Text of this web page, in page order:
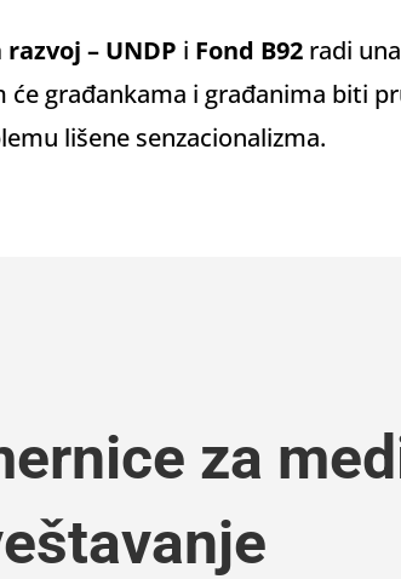
– UNDP i Fond B92 radi
građankama i građanima biti
lišene senzacionalizma.
za